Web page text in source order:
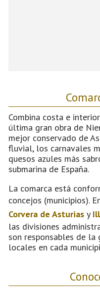
Combina costa e
última gran obra de
mejor conservado de
fluvial, los carnavales
quesos azules más
submarina de España.
La comarca está
concejos (municipios).
Corvera de Asturias y
las divisiones
son responsables de
locales en cada